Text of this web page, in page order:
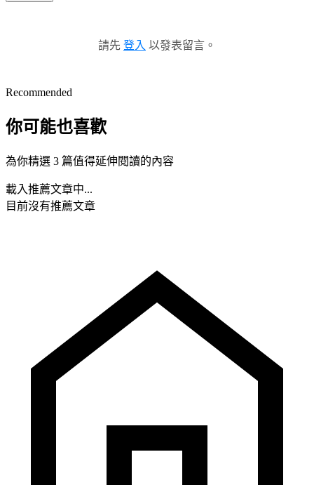
請先 登入 以發表留言。
Recommended
你可能也喜歡
為你精選 3 篇值得延伸閱讀的內容
載入推薦文章中...
目前沒有推薦文章